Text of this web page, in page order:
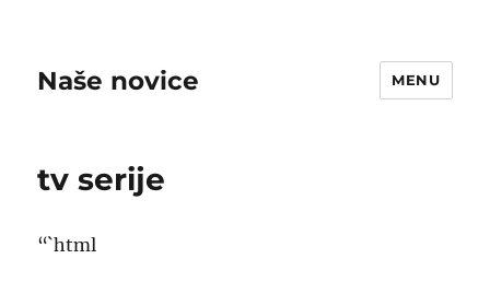
Naše novice MENU
tv serije
“`html